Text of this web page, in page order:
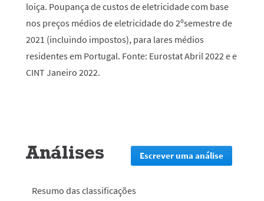
loiça. Poupança de custos de eletricidade com base
nos preços médios de eletricidade do 2ºsemestre de
2021 (incluindo impostos), para lares médios
residentes em Portugal. Fonte: Eurostat Abril 2022 e e
CINT Janeiro 2022.
Análises Escrever uma análise
Esta
Resumo das classificações